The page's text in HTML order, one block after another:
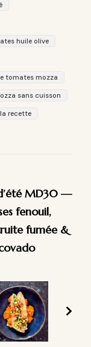
huile olive
tomates mozza
sans cuisson
recette
MD30 —
fenouil,
fumée &